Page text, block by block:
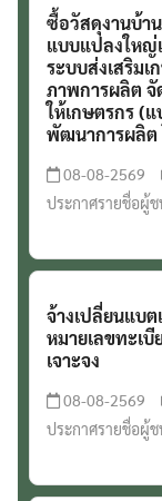
Search
for:
ซื้อวัสดุงานบ้าน
แบบแปลงใหญ่
ระบบส่งเสริม
ภาพการผลิต จั
ให้เกษตรกร (
พัฒนาการผลิต
08-08-2569
ประกาศรายชื่อผู้ช
จ้างเปลี่ยนแบ
หมายเลขทะเบี
เจาะจง
08-08-2569
ประกาศรายชื่อผู้ช